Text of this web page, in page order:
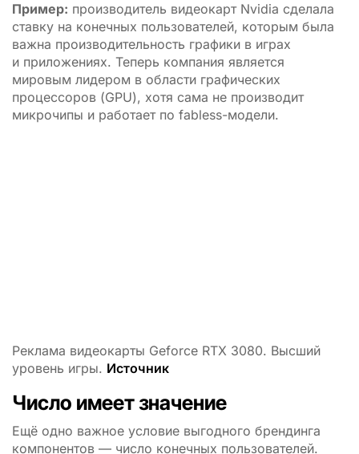
Пример: производитель видеокарт Nvidia сделала
ставку на конечных пользователей, которым была
важна производительность графики в играх
и приложениях. Теперь компания является
мировым лидером в области графических
процессоров (GPU), хотя сама не производит
микрочипы и работает по fabless-модели.
Реклама видеокарты Geforce RTX 3080. Высший
уровень игры. Источник
Число имеет значение
Ещё одно важное условие выгодного брендинга
компонентов — число конечных пользователей.